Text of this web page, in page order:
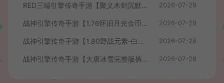
RED三端引擎传奇手游【聚义木剑沉默高仿嘟嘟沉默】最新整理Win系服务端+安卓苹果PC三端+详细搭建教程 2026-07-29
战神引擎传奇手游【1.76怀旧月光金币版】最新整理Win系复古服务端+安卓苹果双端+GM授权物品后台+详细搭建教程 2026-07-29
战神引擎传奇手游【1.80野战元素-白猪7.2免授权】最新整理Win系特色服务端+安卓+GM授权物品后台+详细搭建教程 2026-07-28
战神引擎传奇手游【大唐冰雪完整版裤衩7.0免授权】最新整理Win系特色服务端+GM授权后台+安卓苹果双端+详细搭建教程 2026-07-28